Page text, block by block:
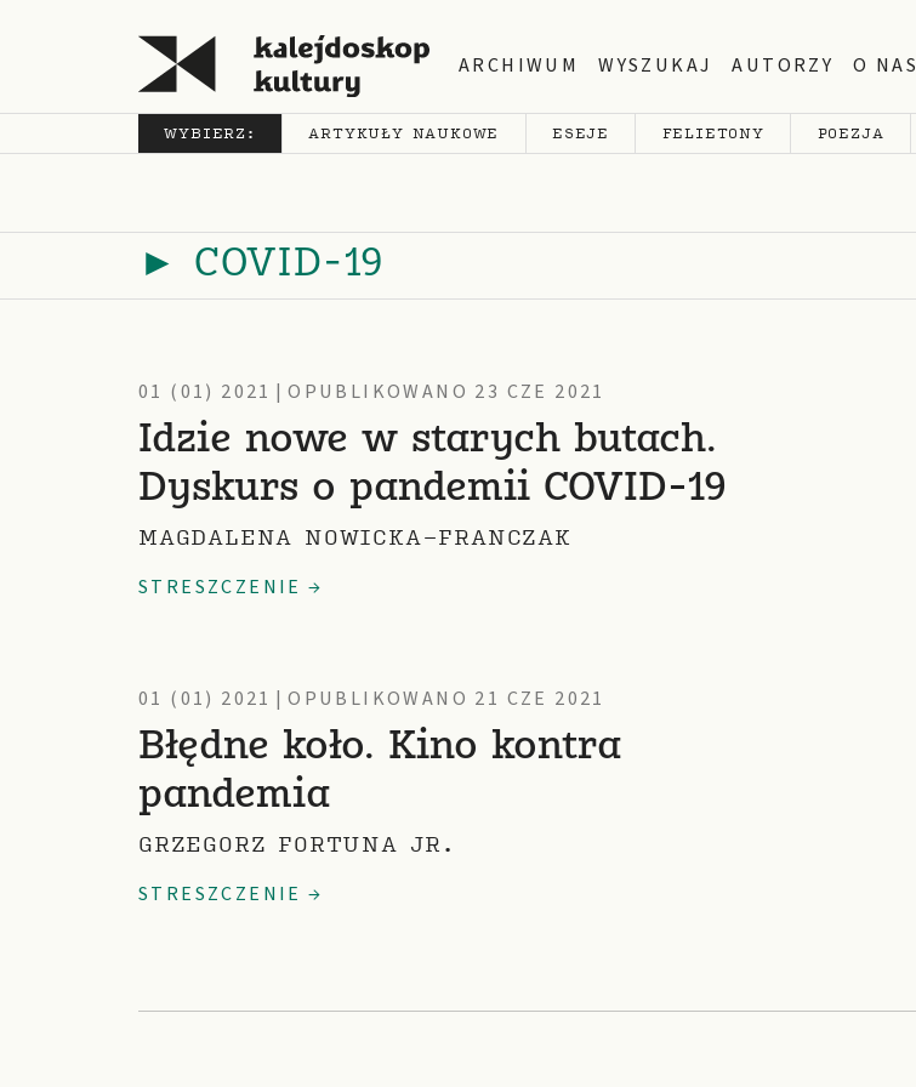
ARCHIWUM WYSZUKAJ AUTORZY O NAS
WYBIERZ: ARTYKUŁY NAUKOWE ESEJE FELIETONY POEZJA
► COVID-19
01 (01) 2021 | OPUBLIKOWANO 23 CZE 2021
Idzie nowe w starych butach.
Dyskurs o pandemii COVID-19
MAGDALENA NOWICKA-FRANCZAK
STRESZCZENIE →
01 (01) 2021 | OPUBLIKOWANO 21 CZE 2021
Błędne koło. Kino kontra
pandemia
GRZEGORZ FORTUNA JR.
STRESZCZENIE →